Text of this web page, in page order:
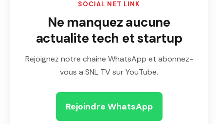
SOCIAL NET LINK
Ne manquez aucune
actualite tech et startup
Rejoignez notre chaine WhatsApp et abonnez-
vous a SNL TV sur YouTube.
Rejoindre WhatsApp